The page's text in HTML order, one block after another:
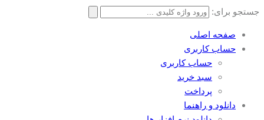
جستجو برای:
صفحه اصلی
حساب کاربری
حساب کاربری
سبد خرید
پرداخت
دانلود و راهنما